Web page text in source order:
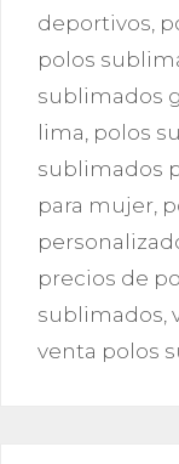
deportivos,
polos
sublimados
lima, polos
sublimados
para mujer,
precios de
sublimados,
venta polos